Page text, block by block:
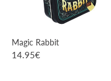
Magic Rabbit
14.95€